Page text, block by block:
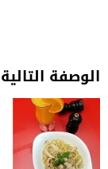
الوصفة التالية